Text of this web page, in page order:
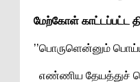
மேற்கோள் காட்டப்பட்ட
’’பொருளென்னும்
எண்ணிய தேயத்துச்